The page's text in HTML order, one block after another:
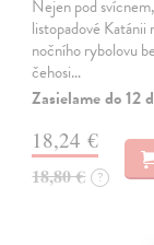
Nejen pod
listopadové Katánii
nočního rybolovu
čehosi…
Zasielame do 12
18,24 €
18,80 € ?